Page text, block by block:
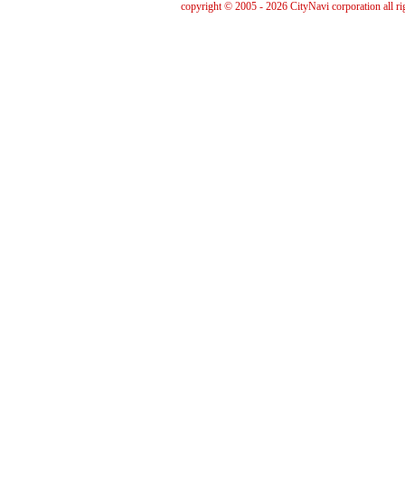
copyright © 2005 - 2026 CityNavi corporation all